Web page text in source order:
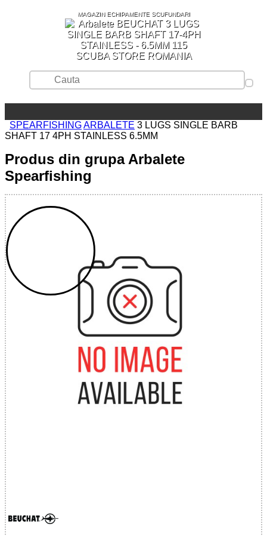
MAGAZIN ECHIPAMENTE SCUFUNDARI
SCUBA STORE ROMANIA
SPEARFISHINGARBALETE 3 LUGS SINGLE BARB
SHAFT 17 4PH STAINLESS 6.5MM
Produs din grupa Arbalete
Spearfishing